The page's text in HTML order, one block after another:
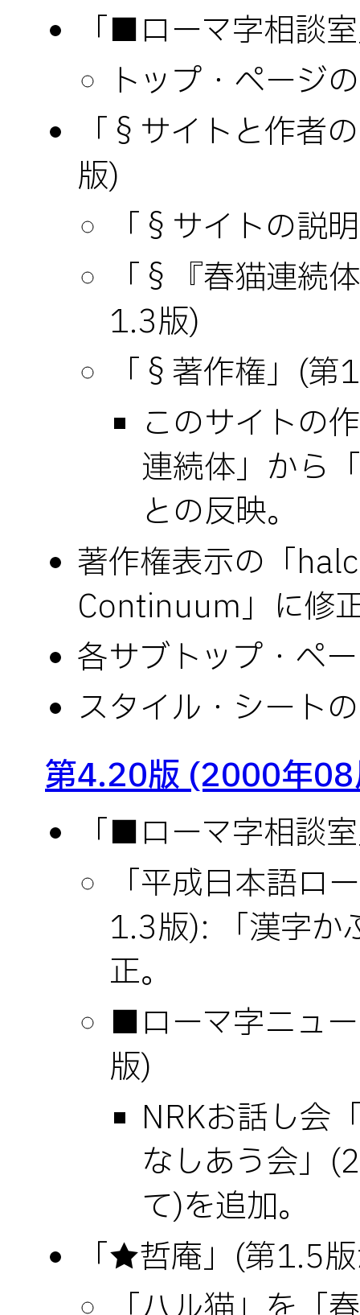
「■ローマ字相談
トップ・ページ
「§サイトと作者
版)
「§サイトの説
「§『春猫連続
1.3版)
「§著作権」(
このサイトの
連続体」から
との反映。
著作権表示の「
Continuum」に修
各サブトップ・ペ
スタイル・シート
第4.20版 (2000年
「■ローマ字相談
「平成日本語ロ
1.3版): 「漢字か
正。
■ローマ字ニュ
版)
NRKお話し会
なしあう会」
て)を追加。
「★哲庵」(第1.5